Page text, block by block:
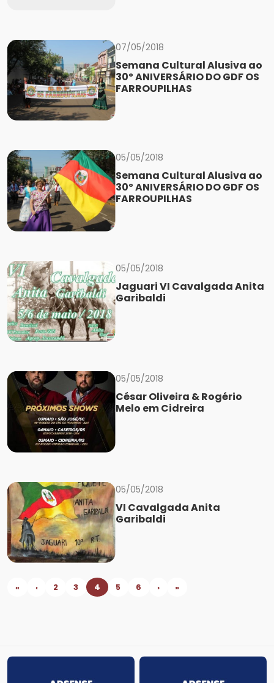
07/05/2018
Semana Cultural Alusiva ao
30º ANIVERSÁRIO DO GDF OS
FARROUPILHAS
05/05/2018
Semana Cultural Alusiva ao
30º ANIVERSÁRIO DO GDF OS
FARROUPILHAS
05/05/2018
Jaguari VI Cavalgada Anita
Garibaldi
05/05/2018
César Oliveira & Rogério
Melo em Cidreira
05/05/2018
VI Cavalgada Anita
Garibaldi
« ‹ 2 3 4 5 6 › »